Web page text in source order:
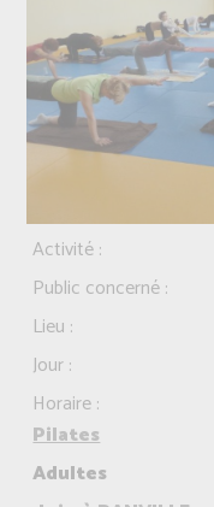
Activité :
Public concerné :
Lieu :
Jour :
Horaire :
Pilates
Adultes